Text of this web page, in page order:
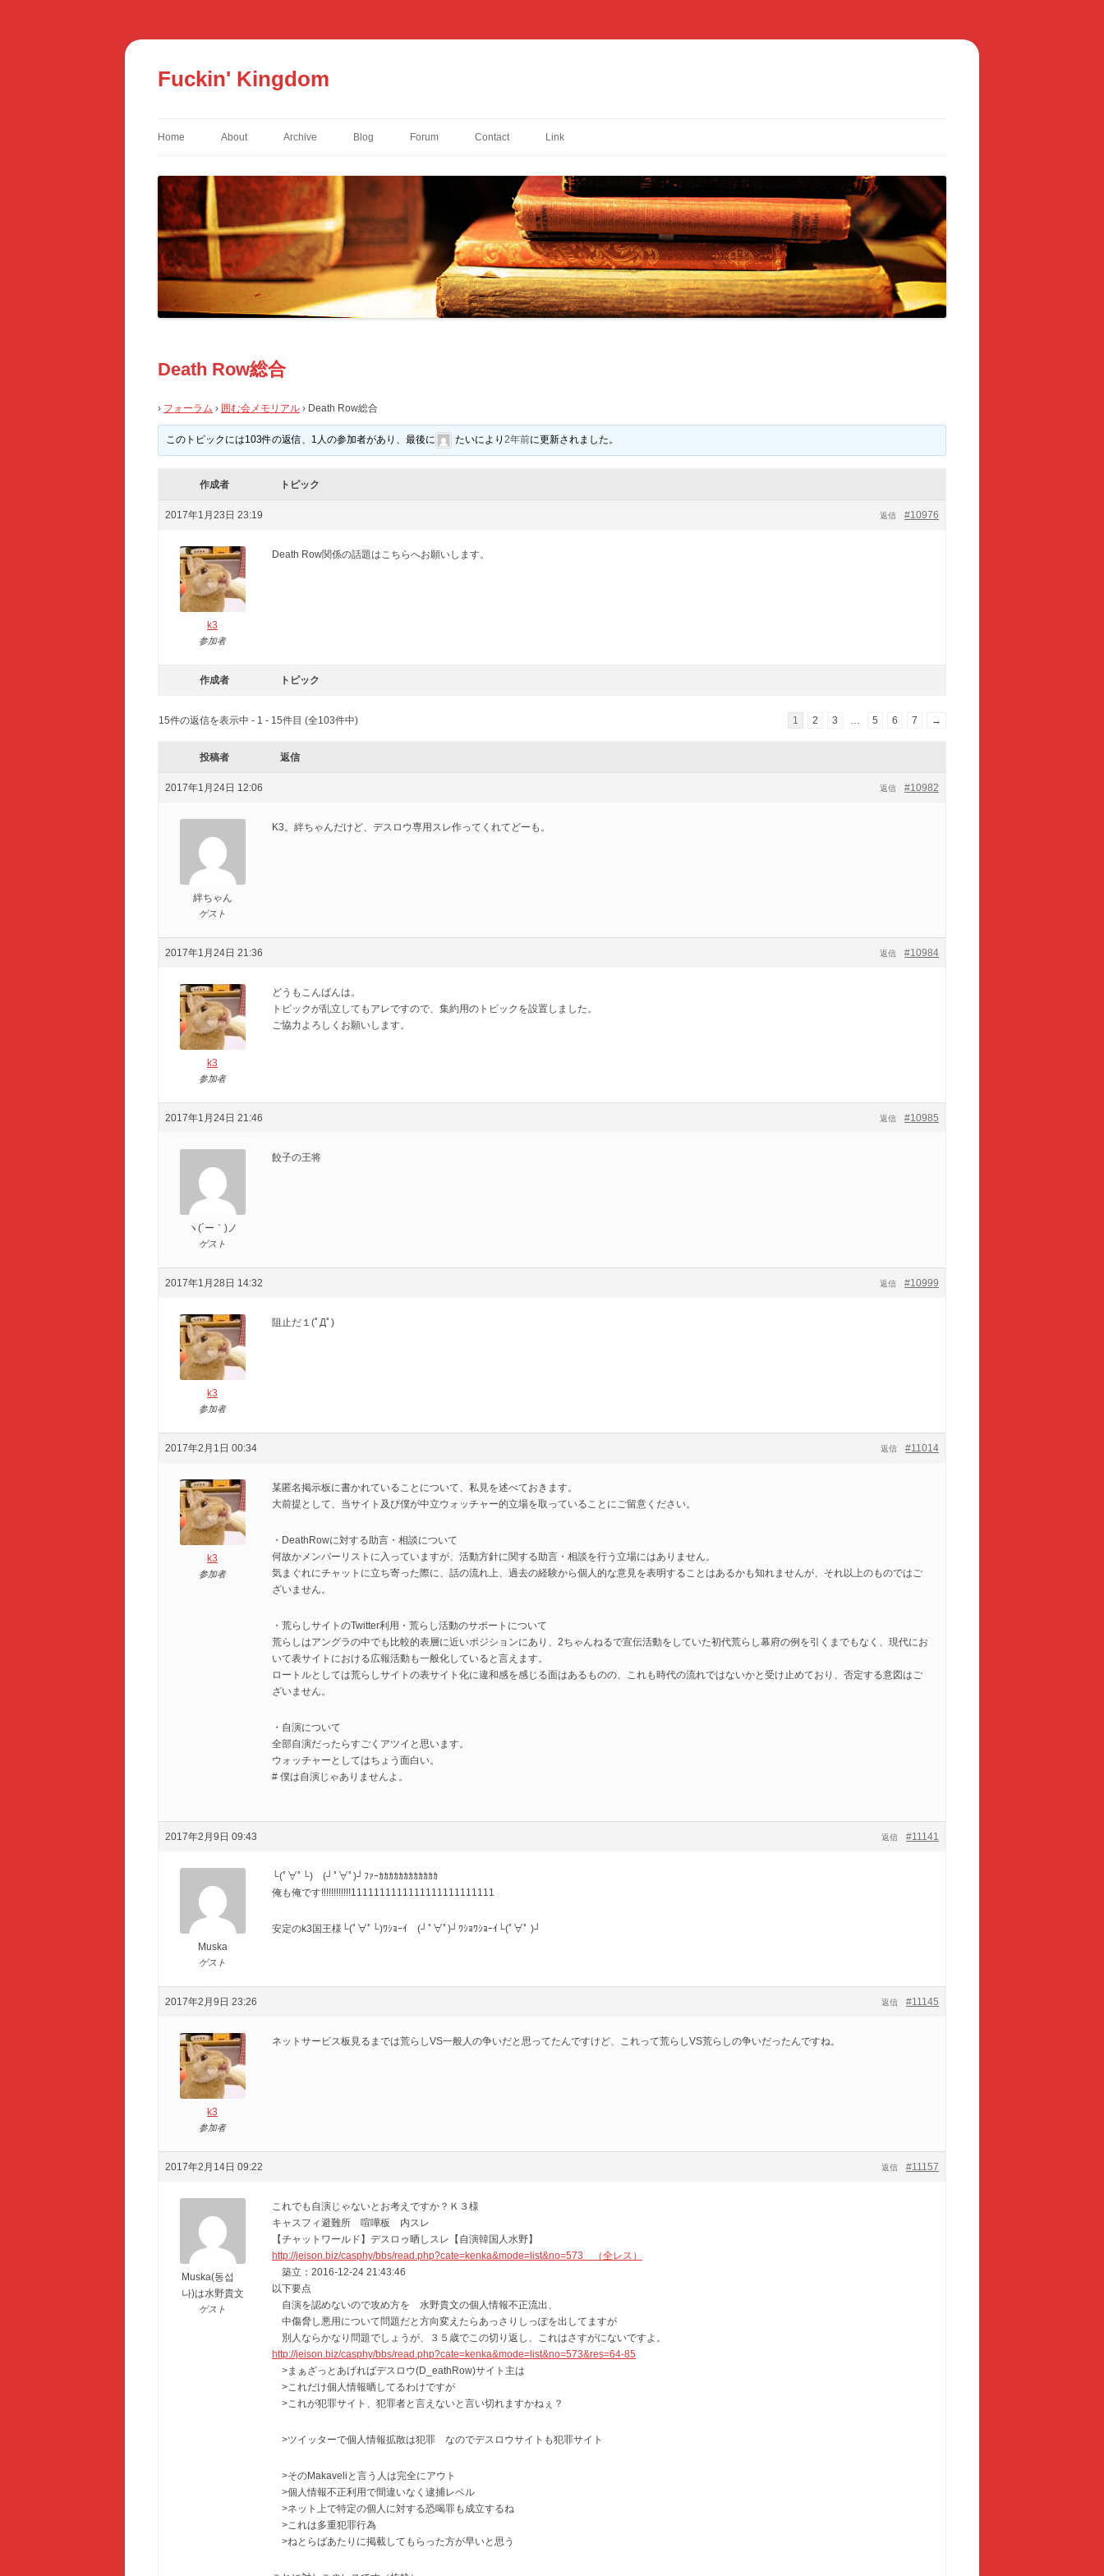
ン
ツ
ッ
Fuckin' Kingdom
Home About Archive Blog Forum Contact Link
Death Row総合
› フォーラム › 囲む会メモリアル › Death Row総合
このトピックには103件の返信、1人の参加者があり、最後に たいにより2年前に更新されました。
作成者 トピック
2017年1月23日 23:19 #10976
返信
k3
参加者
Death Row関係の話題はこちらへお願いします。
作成者 トピック
15件の返信を表示中 - 1 - 15件目 (全103件中) 1 2 3 5 6 7 →
投稿者 返信
2017年1月24日 12:06 #10982
返信
絆ちゃん
ゲスト
K3。絆ちゃんだけど、デスロウ専用スレ作ってくれてどーも。
2017年1月24日 21:36 #10984
返信
k3
参加者
どうもこんばんは。
トピックが乱立してもアレですので、集約用のトピックを設置しました。
ご協力よろしくお願いします。
2017年1月24日 21:46 #10985
返信
ヽ(´ー｀)ノ
ゲスト
餃子の王将
2017年1月28日 14:32 #10999
返信
k3
参加者
阻止だ１(ﾟДﾟ)
2017年2月1日 00:34 #11014
返信
k3
参加者
某匿名掲示板に書かれていることについて、私見を述べておきます。
大前提として、当サイト及び僕が中立ウォッチャー的立場を取っていることにご留意ください。
・DeathRowに対する助言・相談について
何故かメンバーリストに入っていますが、活動方針に関する助言・相談を行う立場にはありません。
気まぐれにチャットに立ち寄った際に、話の流れ上、過去の経験から個人的な意見を表明することはあるかも知れませんが、それ以上のものではご
ざいません。
・荒らしサイトのTwitter利用・荒らし活動のサポートについて
荒らしはアングラの中でも比較的表層に近いポジションにあり、2ちゃんねるで宣伝活動をしていた初代荒らし幕府の例を引くまでもなく、現代にお
いて表サイトにおける広報活動も一般化していると言えます。
ロートルとしては荒らしサイトの表サイト化に違和感を感じる面はあるものの、これも時代の流れではないかと受け止めており、否定する意図はご
ざいません。
・自演について
全部自演だったらすごくアツイと思います。
ウォッチャーとしてはちょう面白い。
# 僕は自演じゃありませんよ。
2017年2月9日 09:43 #11141
返信
Muska
ゲスト
└(ﾟ∀ﾟ└) (┘ﾟ∀ﾟ)┘ﾌｧｰｶｶｶｶｶｶｶｶｶｶｶｶ
俺も俺です‼!!!!!!!!!!1111111111111111111111111
安定のk3国王様└(ﾟ∀ﾟ└)ﾜｼｮｰｲ (┘ﾟ∀ﾟ)┘ﾜｼｮﾜｼｮｰｲ└(ﾟ∀ﾟ )┘
2017年2月9日 23:26 #11145
返信
k3
参加者
ネットサービス板見るまでは荒らしVS一般人の争いだと思ってたんですけど、これって荒らしVS荒らしの争いだったんですね。
2017年2月14日 09:22 #11157
返信
Muska(동섭
나)は水野貴文
ゲスト
これでも自演じゃないとお考えですか？Ｋ３様
キャスフィ避難所 喧嘩板 内スレ
【チャットワールド】デスロゥ晒しスレ【自演韓国人水野】
http://jeison.biz/casphy/bbs/read.php?cate=kenka&mode=list&no=573 （全レス）
築立：2016-12-24 21:43:46
以下要点
自演を認めないので攻め方を 水野貴文の個人情報不正流出、
中傷脅し悪用について問題だと方向変えたらあっさりしっぽを出してますが
別人ならかなり問題でしょうが、３５歳でこの切り返し、これはさすがにないですよ。
http://jeison.biz/casphy/bbs/read.php?cate=kenka&mode=list&no=573&res=64-85
>まぁざっとあげればデスロウ(D_eathRow)サイト主は
>これだけ個人情報晒してるわけですが
>これが犯罪サイト、犯罪者と言えないと言い切れますかねぇ？
>ツイッターで個人情報拡散は犯罪 なのでデスロウサイトも犯罪サイト
>そのMakaveliと言う人は完全にアウト
>個人情報不正利用で間違いなく逮捕レベル
>ネット上で特定の個人に対する恐喝罪も成立するね
>これは多重犯罪行為
>ねとらばあたりに掲載してもらった方が早いと思う